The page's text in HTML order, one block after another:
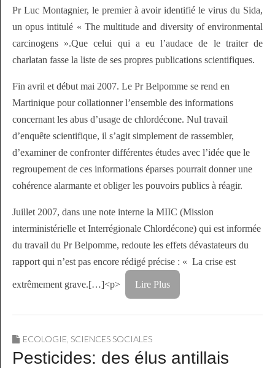
Pr Luc Montagnier, le premier à avoir identifié le virus du Sida,
un opus intitulé « The multitude and diversity of environmental
carcinogens ».Que celui qui a eu l’audace de le traiter de
charlatan fasse la liste de ses propres publications scientifiques.
Fin avril et début mai 2007. Le Pr Belpomme se rend en
Martinique pour collationner l’ensemble des informations
concernant les abus d’usage de chlordécone. Nul travail
d’enquête scientifique, il s’agit simplement de rassembler,
d’examiner de confronter différentes études avec l’idée que le
regroupement de ces informations éparses pourrait donner une
cohérence alarmante et obliger les pouvoirs publics à réagir.
Juillet 2007, dans une note interne la MIIC (Mission
interministérielle et Interrégionale Chlordécone) qui est informée
du travail du Pr Belpomme, redoute les effets dévastateurs du
rapport qui n’est pas encore rédigé précise : « La crise est
extrêmement grave.[…]<p> Lire Plus
ECOLOGIE SCIENCES SOCIALES
Pesticides: des élus antillais